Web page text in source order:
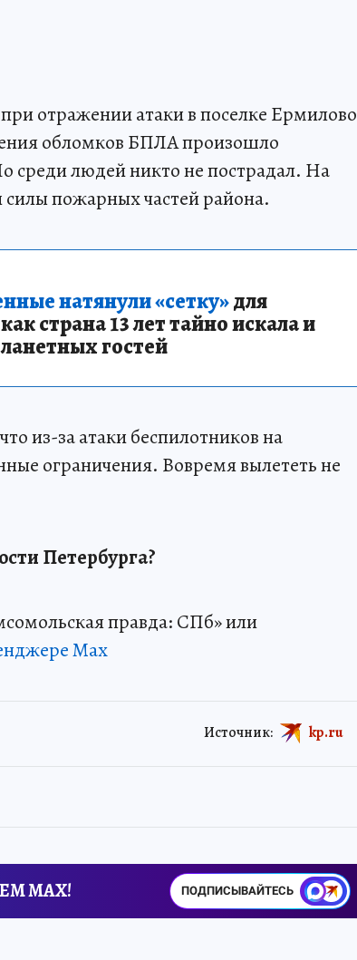
отражении атаки в поселке Ермилово
обломков БПЛА произошло
среди людей никто не пострадал. На
пожарных частей района.
натянули «сетку»для
страна 13 лет тайно искала и
гостей
из-за атаки беспилотников на
ограничения. Вовремя вылететь не
Петербурга?
правда: СПб» или
Max
Источник: kp.ru
MAX! ПОДПИСЫВАЙТЕСЬ